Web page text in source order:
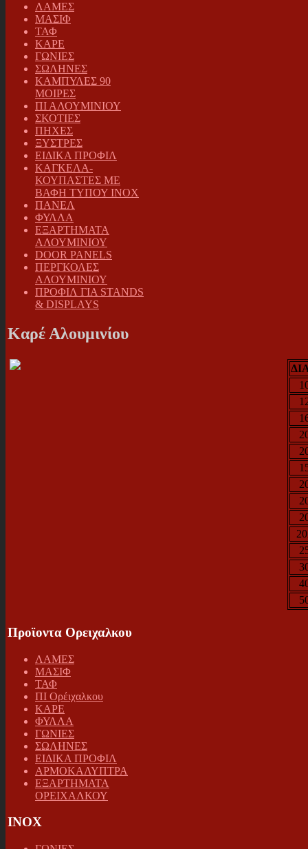
ΛΑΜΕΣ
ΜΑΣΙΦ
ΤΑΦ
ΚΑΡΕ
ΓΩΝΙΕΣ
ΣΩΛΗΝΕΣ
ΚΑΜΠΥΛΕΣ 90
ΜΟΙΡΕΣ
ΠΙ ΑΛΟΥΜΙΝΙΟΥ
ΣΚΟΤΙΕΣ
ΠΗΧΕΣ
ΞΥΣΤΡΕΣ
ΕΙΔΙΚΑ ΠΡΟΦΙΛ
ΚΑΓΚΕΛΑ-
ΚΟΥΠΑΣΤΕΣ ΜΕ
ΒΑΦΗ ΤΥΠΟΥ INOX
ΠΑΝΕΛ
ΦΥΛΛΑ
ΕΞΑΡΤΗΜΑΤΑ
ΑΛΟΥΜΙΝΙΟΥ
DOOR PANELS
ΠΕΡΓΚΟΛΕΣ
ΑΛΟΥΜΙΝΙΟΥ
ΠΡΟΦΙΛ ΓΙΑ STANDS
& DISPLAYS
Καρέ Αλουμινίου
Προϊοντα Ορειχαλκου
ΛΑΜΕΣ
ΜΑΣΙΦ
ΤΑΦ
ΠΙ Ορέιχαλκου
ΚΑΡΕ
ΦΥΛΛΑ
ΓΩΝΙΕΣ
ΣΩΛΗΝΕΣ
ΕΙΔΙΚΑ ΠΡΟΦΙΛ
ΑΡΜΟΚΑΛΥΠΤΡΑ
ΕΞΑΡΤΗΜΑΤΑ
ΟΡΕΙΧΑΛΚΟΥ
INOX